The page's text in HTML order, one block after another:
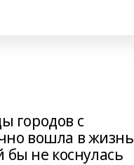
городов с
вошла в жизнь
бы не коснулась